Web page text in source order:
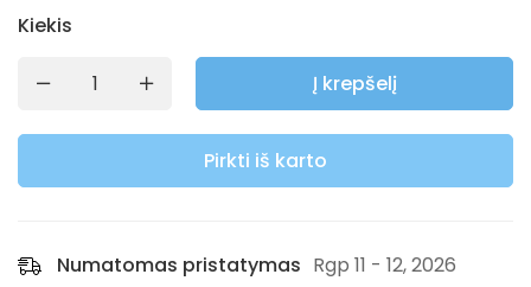
Kiekis
Į krepšelį
Pirkti iš karto
Numatomas pristatymas Rgp 11 - 12, 2026